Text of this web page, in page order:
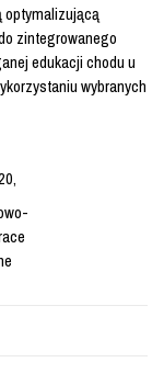
optymalizującą
zintegrowanego
edukacji chodu u
wybranych